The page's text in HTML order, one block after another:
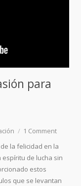
para
1 Comment
la felicidad en la
de lucha sin
estos
que se levantan